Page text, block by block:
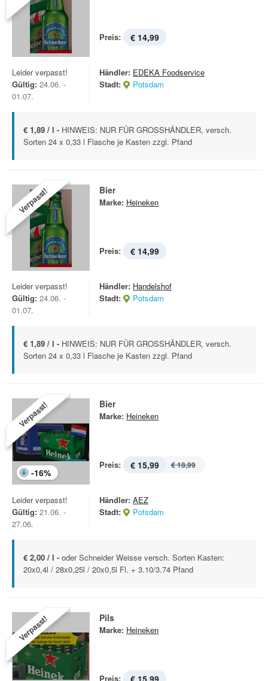
Preis: € 14,99
Leider verpasst!
Gültig: 24.06. -
01.07.
Händler: EDEKA Foodservice
Stadt:
Potsdam
€ 1,89 / l - HINWEIS: NUR FÜR GROSSHÄNDLER, versch.
Sorten 24 x 0,33 l Flasche je Kasten zzgl. Pfand
Verpasst! Bier
Marke: Heineken
Preis: € 14,99
Leider verpasst!
Gültig: 24.06. -
01.07.
Händler: Handelshof
Stadt:
Potsdam
€ 1,89 / l - HINWEIS: NUR FÜR GROSSHÄNDLER, versch.
Sorten 24 x 0,33 l Flasche je Kasten zzgl. Pfand
Verpasst!
-16%
Bier
Marke: Heineken
Preis: € 15,99 € 18,99
Leider verpasst!
Gültig: 21.06. -
27.06.
Händler: AEZ
Stadt:
Potsdam
€ 2,00 / l - oder Schneider Weisse versch. Sorten Kasten:
20x0,4l / 28x0,25l / 20x0,5l Fl. + 3.10/3.74 Pfand
Verpasst! Pils
Marke: Heineken
Preis: € 15,99